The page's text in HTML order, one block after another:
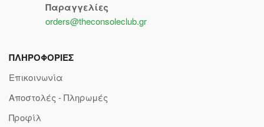
Παραγγελίες
orders@theconsoleclub.gr
ΠΛΗΡΟΦΟΡΙΕΣ
Επικοινωνία
Αποστολές - Πληρωμές
Προφίλ